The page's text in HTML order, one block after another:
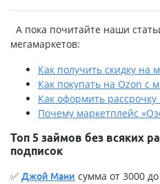
А пока почитайте наши
мегамаркетов:
Как получить скидку на
Как покупать на Ozon с
Как оформить рассрочку
Почему маркетплейс
Топ 5 займов без всяких
подписок
✅ Джой Мани сумма от 3000